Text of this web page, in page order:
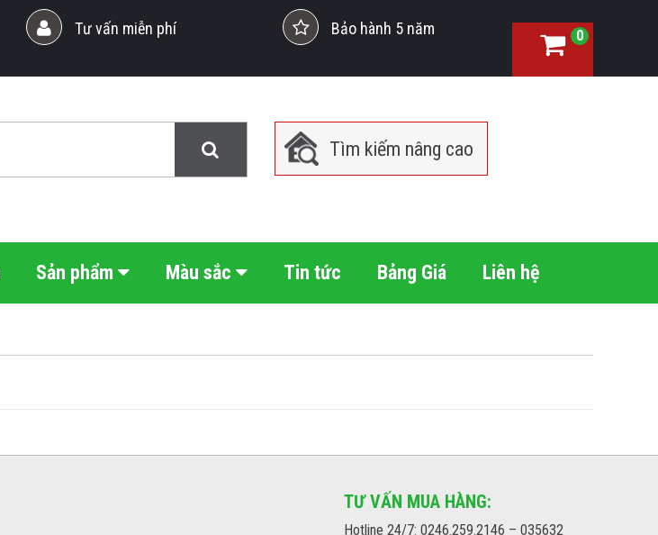
Tư vấn miễn phí Bảo hành 5 năm
Tìm kiếm nâng cao
0
Sản phẩm Màu sắc Tin tức Bảng Giá Liên hệ
TƯ VẤN MUA HÀNG:
Hotline 24/7: 0246.259.2146 – 035632